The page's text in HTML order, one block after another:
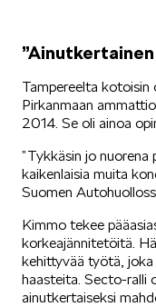
Tampereelta
Pirkanmaan
2014. Se oli ainoa
”Tykkäsin jo nuorena
kaikenlaisia muita
Suomen
Kimmo tekee
korkeajännitetöitä.
kehittyvää työtä, joka
haasteita. Secto-ralli
ainutkertaiseksi